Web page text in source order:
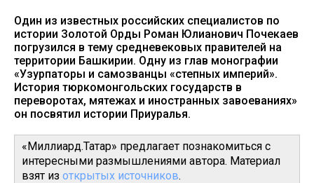
Один из известных российских специалистов по
истории Золотой Орды Роман Юлианович Почекаев
погрузился в тему средневековых правителей на
территории Башкирии. Одну из глав монографии
«Узурпаторы и самозванцы «степных империй».
История тюркомонгольских государств в
переворотах, мятежах и иностранных завоеваниях»
он посвятил истории Приуралья.
«Миллиард.Татар» предлагает познакомиться с
интересными размышлениями автора. Материал
взят из открытых источников.